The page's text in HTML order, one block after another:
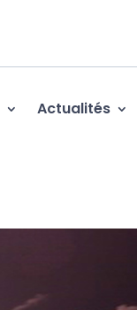
Actualités